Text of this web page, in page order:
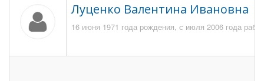
Луценко Валентина Ивановна
16 июня 1971 года рождения, с июля 2006 года